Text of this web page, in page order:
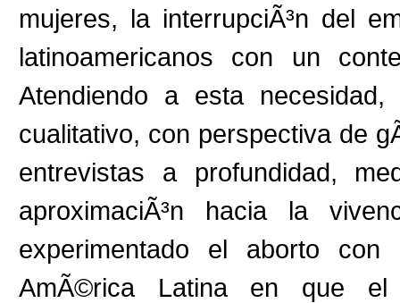
mujeres, la interrupciÃ³n del
latinoamericanos con un
Atendiendo a esta
cualitativo, con perspectiva de
entrevistas a profundidad,
aproximaciÃ³n hacia la
experimentado el aborto
AmÃ©rica Latina en que el